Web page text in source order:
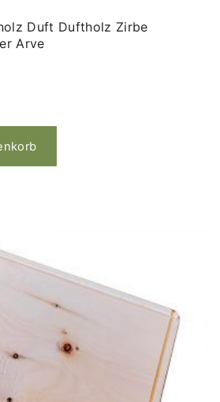
Duft Duftholz Zirbe
Arve